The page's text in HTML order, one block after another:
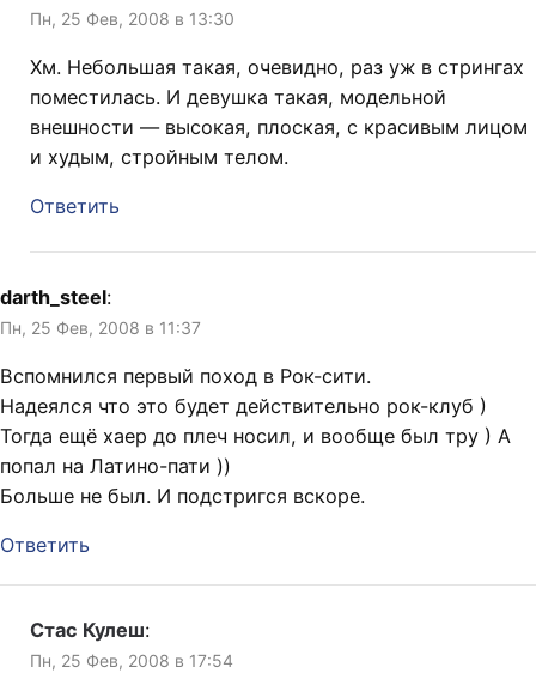
Пн, 25 Фев, 2008 в 13:30
Хм. Небольшая такая, очевидно, раз уж в стрингах
поместилась. И девушка такая, модельной
внешности — высокая, плоская, с красивым лицом
и худым, стройным телом.
Ответить
darth_steel:
Пн, 25 Фев, 2008 в 11:37
Вспомнился первый поход в Рок-сити.
Надеялся что это будет действительно рок-клуб )
Тогда ещё хаер до плеч носил, и вообще был тру ) А
попал на Латино-пати ))
Больше не был. И подстригся вскоре.
Ответить
Стас Кулеш:
Пн, 25 Фев, 2008 в 17:54